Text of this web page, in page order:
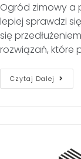
Ogród zimowy a
lepiej sprawdzi
się
rozwiązań, które
Czytaj Dalej